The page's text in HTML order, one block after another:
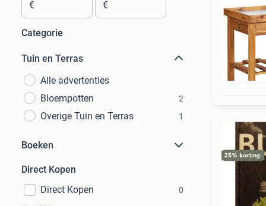
€ €
Categorie
Tuin en Terras
Alle advertenties
Bloempotten
2
Overige Tuin en Terras 1
Boeken
Direct Kopen
Direct Kopen
0